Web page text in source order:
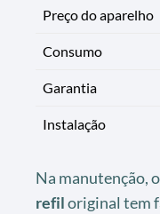
Preço do aparelho
Consumo
Garantia
Instalação
Na manutenção,
refiloriginal tem